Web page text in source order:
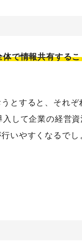
で情報共有する
とすると、それぞ
して企業の経営
いやすくなるでし